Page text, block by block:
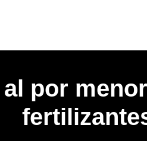
al por